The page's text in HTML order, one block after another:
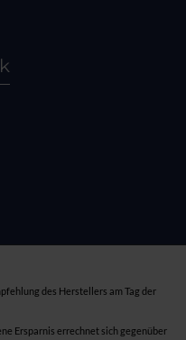
des Herstellers am Tag der
Ersparnis errechnet sich gegenüber